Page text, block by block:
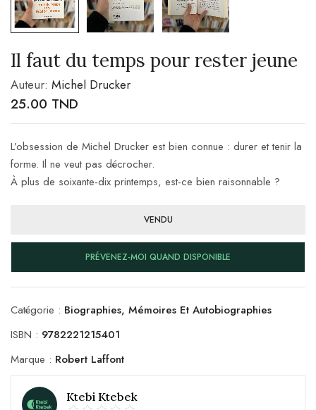
Il faut du temps pour rester jeune
Auteur: Michel Drucker
25.00 TND
L’obsession de Michel Drucker est bien connue : durer et tenir la
forme. Il ne veut pas décrocher.
À plus de soixante-dix printemps, est-ce bien raisonnable ?
VENDU
PRÉVENEZ-MOI QUAND DISPONIBLE
Catégorie : Biographies, Mémoires Et Autobiographies
ISBN : 9782221215401
Marque : Robert Laffont
Ktebi Ktebek